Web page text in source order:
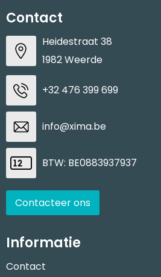
Contact
Heidestraat 38
1982 Weerde
+32 476 399 699
info@xima.be
BTW: BE0883937937
Contacteer ons
Informatie
Contact